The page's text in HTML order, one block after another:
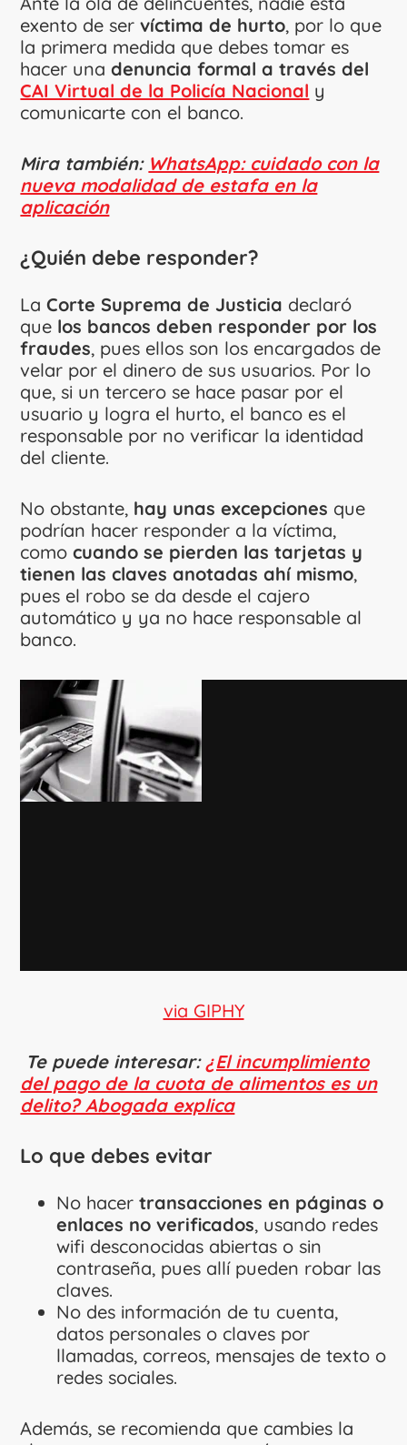
exento de servíctima de hurto, por lo que
la primera medida que debes tomar es
hacer unadenuncia formal a través del
CAI Virtual de la Policía Nacional y
comunicarte con el banco.
Mira también: WhatsApp: cuidado con la
nueva modalidad de estafa en la
aplicación
¿Quién debe responder?
La Corte Suprema de Justicia declaró
que los bancos deben responder por los
fraudes, pues ellos son los encargados de
velar por el dinero de sus usuarios. Por lo
que, si un tercero se hace pasar por el
usuario y logra el hurto, el banco es el
responsable por no verificar la identidad
del cliente.
No obstante, hay unas excepciones que
podrían hacer responder a la víctima,
comocuando se pierden las tarjetas y
tienen las claves anotadas ahí mismo,
pues el robo se da desde el cajero
automático y ya no hace responsable al
banco.
via GIPHY
Te puede interesar: ¿El incumplimiento
del pago de la cuota de alimentos es un
delito? Abogada explica
Lo que debes evitar
No hacertransacciones en páginas o
enlaces no verificados, usando redes
wifi desconocidas abiertas o sin
contraseña, pues allí pueden robar las
claves.
No des información de tu cuenta,
datos personales o claves por
llamadas, correos, mensajes de texto o
redes sociales.
Además, se recomienda que cambies la